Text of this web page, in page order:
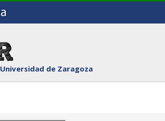
Universidad de Zaragoza